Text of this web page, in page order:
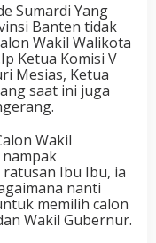
Sumardi Yang
Banten tidak
Wakil Walikota
Ketua Komisi V
Mesias, Ketua
saat ini juga
Wakil
Ibu Ibu, ia
nanti
memilih calon
Wakil Gubernur.